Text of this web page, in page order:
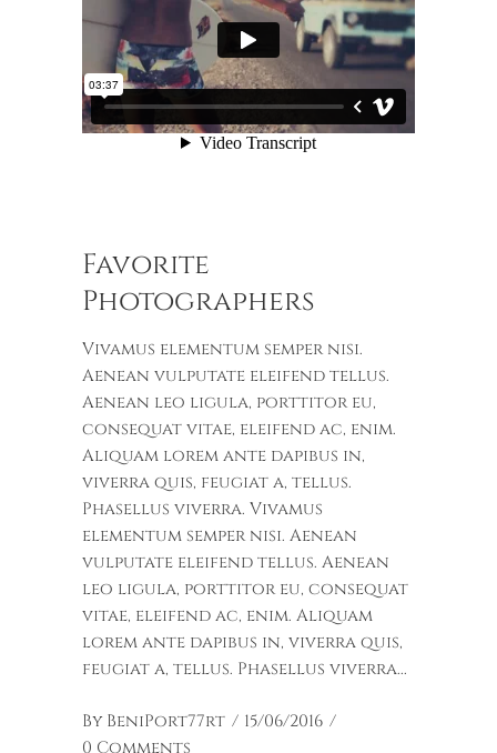
Favorite
Photographers
Vivamus elementum semper nisi.
Aenean vulputate eleifend tellus.
Aenean leo ligula, porttitor eu,
consequat vitae, eleifend ac, enim.
Aliquam lorem ante dapibus in,
viverra quis, feugiat a, tellus.
Phasellus viverra. Vivamus
elementum semper nisi. Aenean
vulputate eleifend tellus. Aenean
leo ligula, porttitor eu, consequat
vitae, eleifend ac, enim. Aliquam
lorem ante dapibus in, viverra quis,
feugiat a, tellus. Phasellus viverra
ByBeniPort77rt
15/06/2016
0 Comments